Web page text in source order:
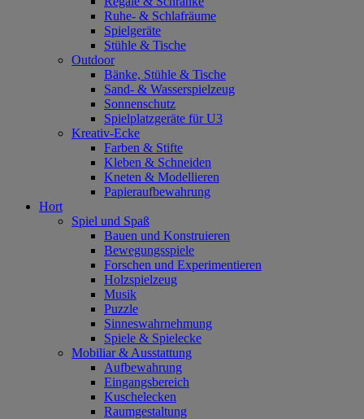
Ruhe- & Schlafräume
Spielgeräte
Stühle & Tische
Outdoor
Bänke, Stühle & Tische
Sand- & Wasserspielzeug
Sonnenschutz
Spielplatzgeräte für U3
Kreativ-Ecke
Farben & Stifte
Kleben & Schneiden
Kneten & Modellieren
Papieraufbewahrung
Hort
Spiel und Spaß
Bauen und Konstruieren
Bewegungsspiele
Forschen und Experimentieren
Holzspielzeug
Musik
Puzzle
Sinneswahrnehmung
Spiele & Spielecke
Mobiliar & Ausstattung
Aufbewahrung
Eingangsbereich
Kuschelecken
Raumgestaltung